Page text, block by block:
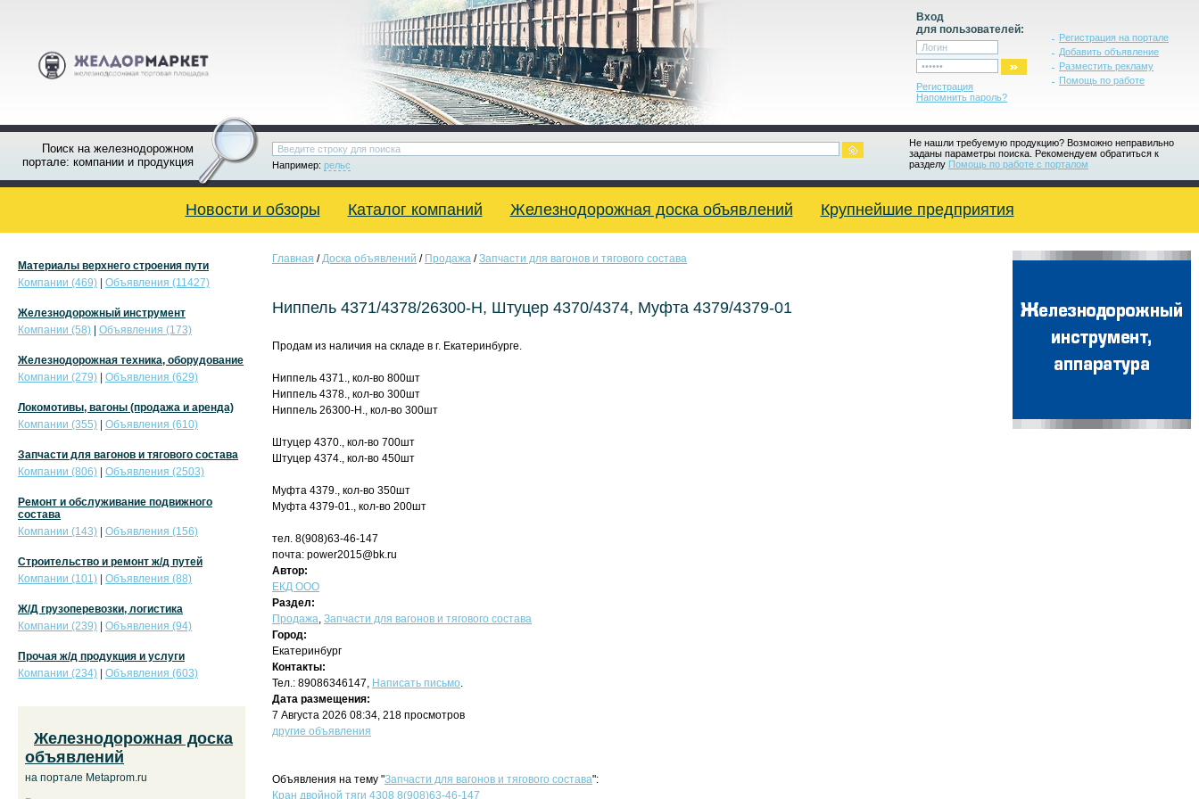
Вход
для пользователей:
Регистрация
Напомнить пароль?
Регистрация на портале
Добавить объявление
Разместить рекламу
Помощь по работе
Поиск на железнодорожном
портале: компании и продукция
Не нашли требуемую продукцию? Возможно неправильно
заданы параметры поиска. Рекомендуем обратиться к
разделу Помощь по работе с порталом
Например: рельс
Новости и обзоры Каталог компаний Железнодорожная доска объявлений Крупнейшие предприятия
Главная /Доска объявлений / Продажа /Запчасти для вагонов и тягового состава
Ниппель 4371/4378/26300-Н, Штуцер 4370/4374, Муфта 4379/4379-01
Продам из наличия на складе в г. Екатеринбурге.
Ниппель 4371., кол-во 800шт
Ниппель 4378., кол-во 300шт
Ниппель 26300-Н., кол-во 300шт
Штуцер 4370., кол-во 700шт
Штуцер 4374., кол-во 450шт
Муфта 4379., кол-во 350шт
Муфта 4379-01., кол-во 200шт
тел. 8(908)63-46-147
почта: power2015@bk.ru
Автор:
ЕКД ООО
Раздел:
Продажа, Запчасти для вагонов и тягового состава
Город:
Екатеринбург
Контакты:
Тел.: 89086346147, Написать письмо.
Дата размещения:
7 Августа 2026 08:34, 218 просмотров
другие объявления
Объявления на тему "Запчасти для вагонов и тягового состава":
Кран двойной тяги 4308 8(908)63-46-147
Материалы верхнего строения пути
Компании (469)
Объявления (11427)
Железнодорожный инструмент
Компании (58)
Объявления (173)
Железнодорожная техника, оборудование
Компании (279)
Объявления (629)
Локомотивы, вагоны (продажа и аренда)
Компании (355)
Объявления (610)
Запчасти для вагонов и тягового состава
Компании (806)
Объявления (2503)
Ремонт и обслуживание подвижного
состава
Компании (143)
Объявления (156)
Строительство и ремонт ж/д путей
Компании (101)
Объявления (88)
Ж/Д грузоперевозки, логистика
Компании (239)
Объявления (94)
Прочая ж/д продукция и услуги
Компании (234)
Объявления (603)
Железнодорожная доска
объявлений
на портале Metaprom.ru